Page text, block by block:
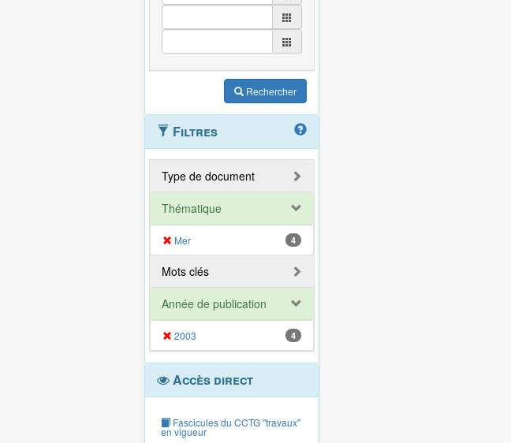
Rechercher
Filtres
Type de document
Thématique
Mer 4
Mots clés
Année de publication
2003 4
Accès direct
Fascicules du CCTG "travaux"
en vigueur